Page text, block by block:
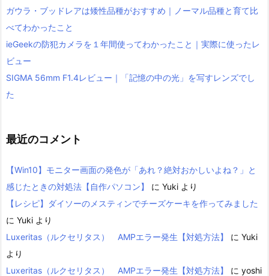
ガウラ・ブッドレアは矮性品種がおすすめ｜ノーマル品種と育て比
べてわかったこと
ieGeekの防犯カメラを１年間使ってわかったこと｜実際に使ったレ
ビュー
SIGMA 56mm F1.4レビュー｜「記憶の中の光」を写すレンズでし
た
最近のコメント
【Win10】モニター画面の発色が「あれ？絶対おかしいよね？」と
感じたときの対処法【自作パソコン】
に Yuki より
【レシピ】ダイソーのメスティンでチーズケーキを作ってみました
に Yuki より
Luxeritas（ルクセリタス） AMPエラー発生【対処方法】
に Yuki
より
Luxeritas（ルクセリタス） AMPエラー発生【対処方法】
に yoshi